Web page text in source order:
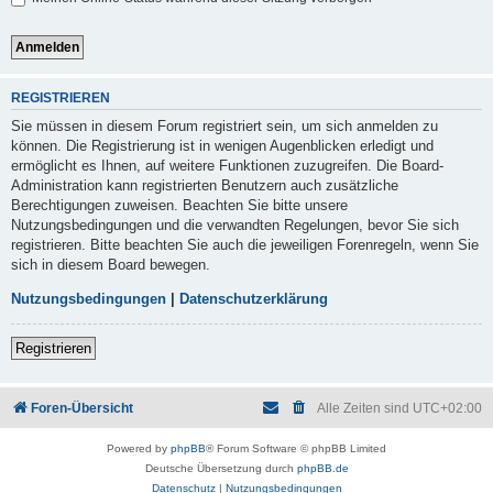
REGISTRIEREN
Sie müssen in diesem Forum registriert sein, um sich anmelden zu
können. Die Registrierung ist in wenigen Augenblicken erledigt und
ermöglicht es Ihnen, auf weitere Funktionen zuzugreifen. Die Board-
Administration kann registrierten Benutzern auch zusätzliche
Berechtigungen zuweisen. Beachten Sie bitte unsere
Nutzungsbedingungen und die verwandten Regelungen, bevor Sie sich
registrieren. Bitte beachten Sie auch die jeweiligen Forenregeln, wenn Sie
sich in diesem Board bewegen.
Nutzungsbedingungen Datenschutzerklärung
Registrieren
Foren-Übersicht Alle Zeiten sind UTC+02:00
Powered by phpBB® Forum Software © phpBB Limited
Deutsche Übersetzung durch phpBB.de
Datenschutz| Nutzungsbedingungen